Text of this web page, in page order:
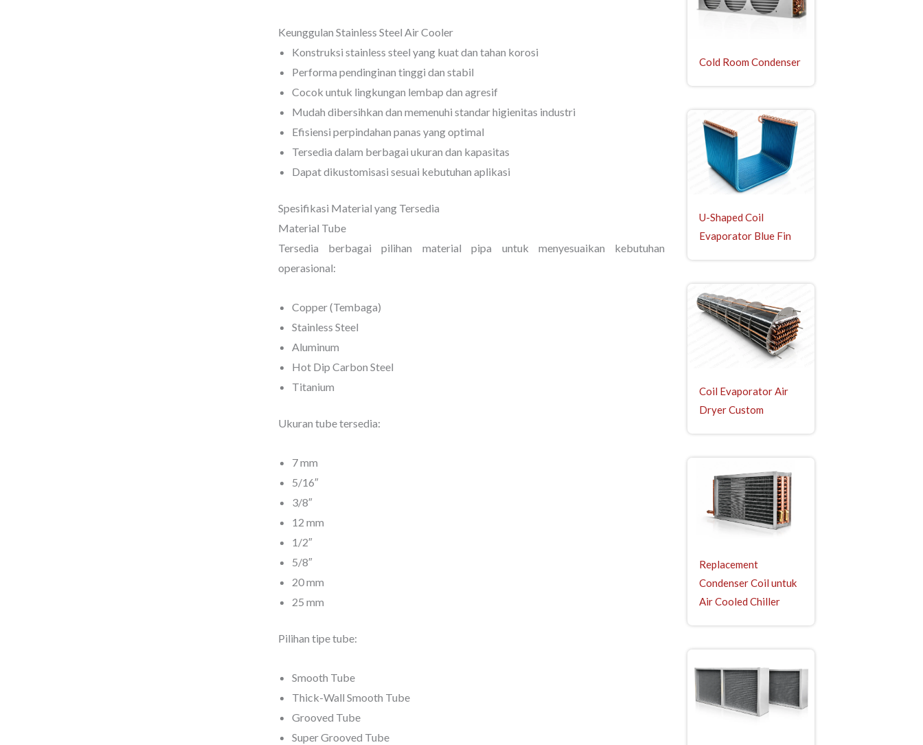
Keunggulan Stainless Steel Air Cooler
Konstruksi stainless steel yang kuat dan tahan korosi
Performa pendinginan tinggi dan stabil
Cocok untuk lingkungan lembap dan agresif
Mudah dibersihkan dan memenuhi standar higienitas industri
Efisiensi perpindahan panas yang optimal
Tersedia dalam berbagai ukuran dan kapasitas
Dapat dikustomisasi sesuai kebutuhan aplikasi
Spesifikasi Material yang Tersedia
Material Tube
Tersedia berbagai pilihan material pipa untuk menyesuaikan kebutuhan
operasional:
Copper (Tembaga)
Stainless Steel
Aluminum
Hot Dip Carbon Steel
Titanium
Ukuran tube tersedia:
7 mm
5/16″
3/8″
12 mm
1/2″
5/8″
20 mm
25 mm
Pilihan tipe tube:
Smooth Tube
Thick-Wall Smooth Tube
Grooved Tube
Super Grooved Tube
Cold Room Condenser
U-Shaped Coil
Evaporator Blue Fin
Coil Evaporator Air
Dryer Custom
Replacement
Condenser Coil untuk
Air Cooled Chiller